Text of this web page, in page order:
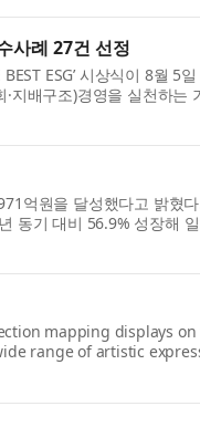
사례 27건 선정
ESG’ 시상식이 8월 5
·지배구조)경영을 실천하는
억원을 달성했다고 밝혔
동기 대비 56.9% 성장해
mapping displays on
range of artistic